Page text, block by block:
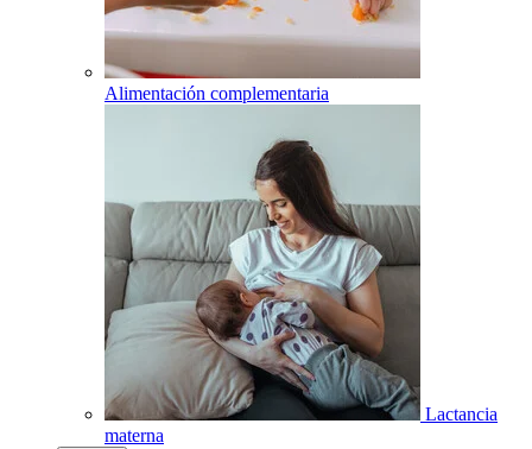
Alimentación complementaria
Lactancia
materna